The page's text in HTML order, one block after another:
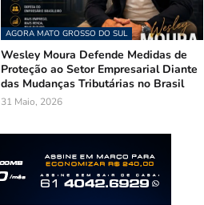
AGORA MATO GROSSO DO SUL
Wesley Moura Defende Medidas de
Proteção ao Setor Empresarial Diante
das Mudanças Tributárias no Brasil
31 Maio, 2026